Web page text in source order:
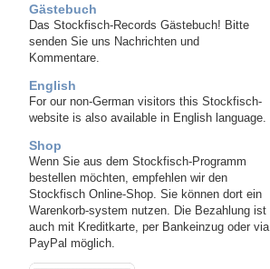
Gästebuch
Das Stockfisch-Records Gästebuch! Bitte
senden Sie uns Nachrichten und
Kommentare.
English
For our non-German visitors this Stockfisch-
website is also available in English language.
Shop
Wenn Sie aus dem Stockfisch-Programm
bestellen möchten, empfehlen wir den
Stockfisch Online-Shop. Sie können dort ein
Warenkorb-system nutzen. Die Bezahlung ist
auch mit Kreditkarte, per Bankeinzug oder via
PayPal möglich.